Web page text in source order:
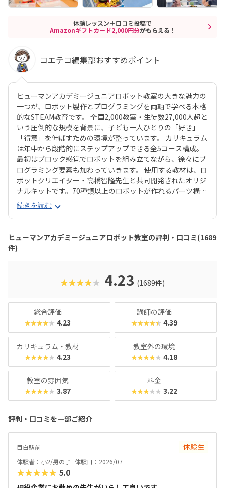
体験レッスン＋口コミ投稿で
Amazonギフトカード2,000円分がもらえる！
コエテコ編集部おすすめポイント
ヒューマンアカデミージュニアロボット教室の大きな魅力の
一つが、ロボット製作とプログラミングを両軸で学べる本格
的なSTEAM教育です。 全国2,000教室・生徒数27,000人超と
いう圧倒的な規模を背景に、子ども一人ひとりの「好き」
「得意」を伸ばすための環境が整っています。 カリキュラム
は年中から段階的にステップアップできる全5コース構成。
最初はブロック感覚でロボットを組み立てながら、徐々にプ
ログラミング要素も加わっていきます。 使用する教材は、ロ
ボットクリエイター・高橋智隆先生と共同開発されたオリジ
ナルキットです。70種類以上のロボットが作れるパーツ構成
で、飽きずに続けやすい点も特徴です。 月2回の90分授業で
は、ロボットを完成させる「基本製作」と、オリジナル改造
に挑戦する「応用実践」を繰り返す設計。子どもたちは毎
回、新しい達成感と成長を実感できる仕組みになっていま
す。 自ら考え、試行錯誤しながらロボットを動かす経験は、
創造力や論理的思考力を育むだけでなく、学ぶ楽しさそのも
続きを読む
ヒューマンアカデミージュニアロボット教室の評判・口コミ(1689
件)
★★★★★ 4.23 (1689件)
総合評価
★★★★★ 4.23
講師の評価
★★★★★ 4.39
カリキュラム・教材
★★★★★ 4.23
教室外の環境
★★★★★ 4.18
教室の雰囲気
★★★★★ 3.87
料金
★★★★★ 3.22
評判・口コミを一部ご紹介
目白駅前 体験生
体験者：小2/男の子 体験日：2026/07
★★★★★ 5.0